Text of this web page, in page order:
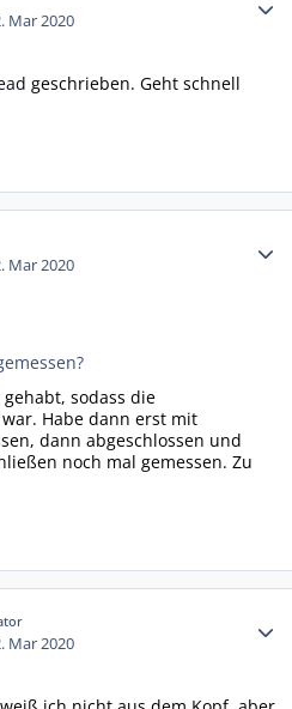
Mar 2020
geschrieben. Geht schnell
Mar 2020
sodass die
Habe dann erst mit
dann abgeschlossen und
noch mal gemessen. Zu
Mar 2020